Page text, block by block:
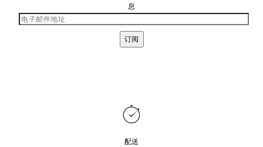
息
订阅
配送